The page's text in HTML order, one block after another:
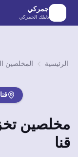
الانتقال إلى المحتوى
جمركي
دليلك الجمركي
الرئيسية المخلصين
قنا
مخلصين
قنا